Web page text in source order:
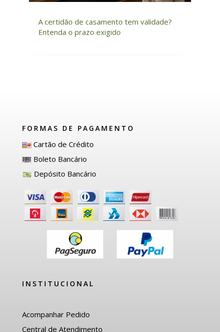
A certidão de casamento tem validade?
Entenda o prazo exigido
FORMAS DE PAGAMENTO
Cartão de Crédito
Boleto Bancário
Depósito Bancário
INSTITUCIONAL
Acompanhar Pedido
Central de Atendimento